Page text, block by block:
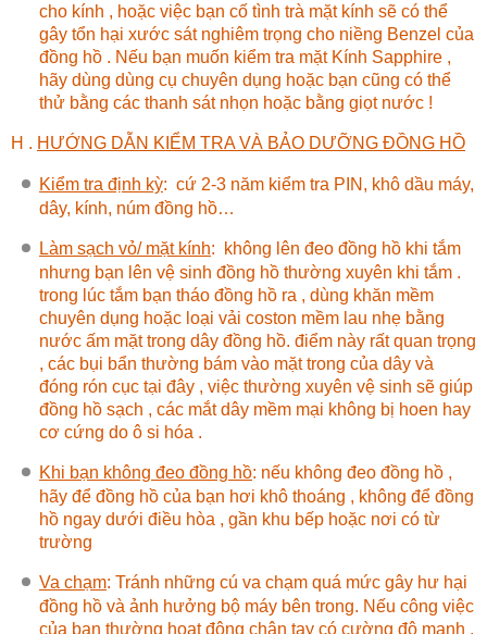
cho kính , hoặc việc bạn cố tình trà mặt kính sẽ có thể
gây tổn hại xước sát nghiêm trọng cho niềng Benzel của
đồng hồ . Nếu bạn muốn kiểm tra mặt Kính Sapphire ,
hãy dùng dùng cụ chuyên dụng hoặc bạn cũng có thể
thử bằng các thanh sát nhọn hoặc bằng giọt nước !
H . HƯỚNG DẪN KIỂM TRA VÀ BẢO DƯỠNG ĐỒNG HỒ
Kiểm tra định kỳ: cứ 2-3 năm kiểm tra PIN, khô dầu máy,
dây, kính, núm đồng hồ…
Làm sạch vỏ/ mặt kính:
không lên đeo đồng hồ khi tắm
nhưng bạn lên vệ sinh đồng hồ thường xuyên khi tắm .
trong lúc tắm bạn tháo đồng hồ ra , dùng khăn mềm
chuyên dụng hoặc loại vải coston mềm lau nhẹ bằng
nước ấm mặt trong dây đồng hồ. điểm này rất quan trọng
, các bụi bẩn thường bám vào mặt trong của dây và
đóng rón cục tại đây , việc thường xuyên vệ sinh sẽ giúp
đồng hồ sạch , các mắt dây mềm mại không bị hoen hay
cơ cứng do ô si hóa .
Khi bạn không đeo đồng hồ: nếu không đeo đồng hồ ,
hãy để đồng hồ của bạn hơi khô thoáng , không để đồng
hồ ngay dưới điều hòa , gần khu bếp hoặc nơi có từ
trường
Va chạm: Tránh những cú va chạm quá mức gây hư hại
đồng hồ và ảnh hưởng bộ máy bên trong. Nếu công việc
của bạn thường hoạt động chân tay có cường độ mạnh ,